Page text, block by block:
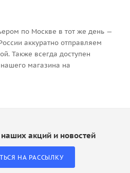
по Москве в тот же день —
аккуратно отправляем
Также всегда доступен
магазина на
наших акций и новостей
НА РАССЫЛКУ